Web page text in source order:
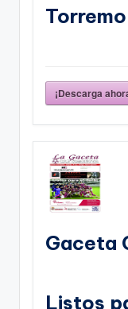
¡Descarga
Gaceta
Listos